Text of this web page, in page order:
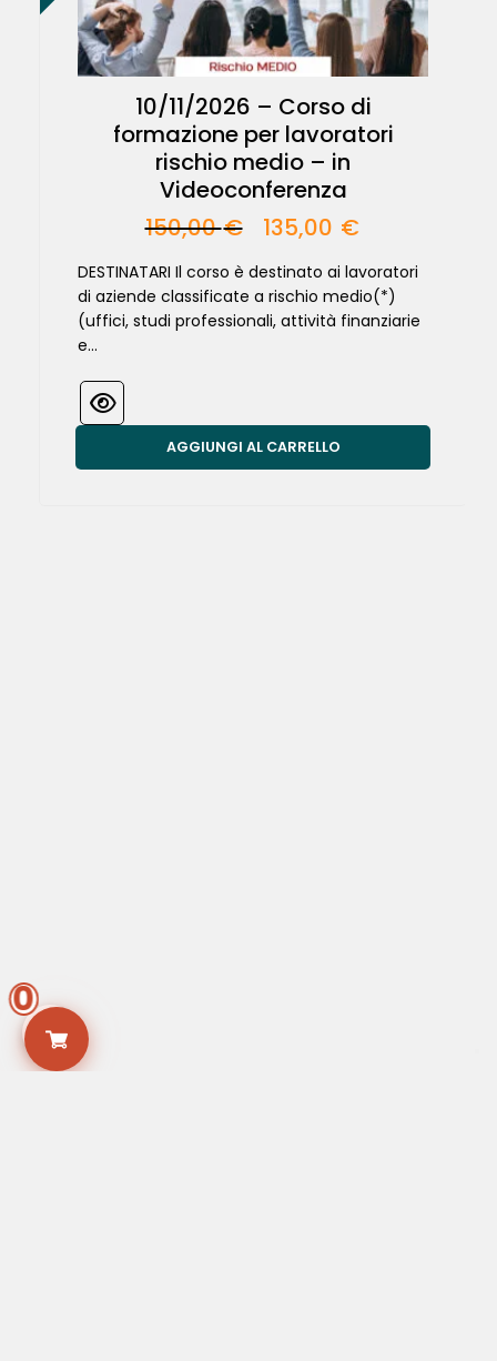
10/11/2026 – Corso di
formazione per lavoratori
rischio medio – in
Videoconferenza
150,00€ 135,00 €
DESTINATARI Il corso è destinato ai lavoratori
di aziende classificate a rischio medio(*)
(uffici, studi professionali, attività finanziarie
e...
AGGIUNGI AL CARRELLO
0